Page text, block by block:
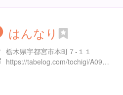
はんなり
栃木県宇都宮市本町７-１１
https://tabelog.com/tochigi/A0901/A090101/9009429/